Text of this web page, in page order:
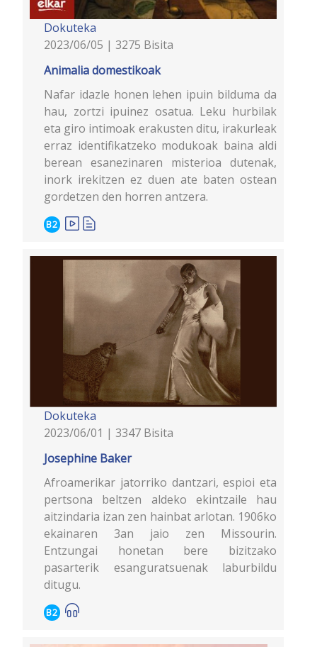
Dokuteka
2023/06/05 | 3275 Bisita
Animalia domestikoak
Nafar idazle honen lehen ipuin bilduma da
hau, zortzi ipuinez osatua. Leku hurbilak
eta giro intimoak erakusten ditu, irakurleak
erraz identifikatzeko modukoak baina aldi
berean esanezinaren misterioa dutenak,
inork irekitzen ez duen ate baten ostean
gordetzen den horren antzera.
B2
Dokuteka
2023/06/01 | 3347 Bisita
Josephine Baker
Afroamerikar jatorriko dantzari, espioi eta
pertsona beltzen aldeko ekintzaile hau
aitzindaria izan zen hainbat arlotan. 1906ko
ekainaren 3an jaio zen Missourin.
Entzungai honetan bere bizitzako
pasarterik esanguratsuenak laburbildu
ditugu.
B2